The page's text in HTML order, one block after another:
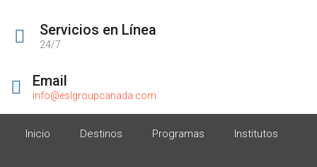
Servicios en Línea
24/7
Email
info@eslgroupcanada.com
Inicio Destinos Programas Institutos